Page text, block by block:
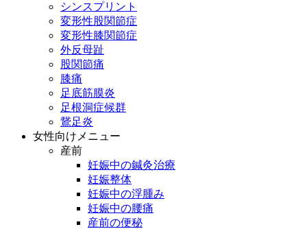
シンスプリント
変形性股関節症
変形性膝関節症
外反母趾
股関節痛
膝痛
足底筋膜炎
足根洞症候群
鵞足炎
女性向けメニュー
産前
妊娠中の鍼灸治療
妊娠整体
妊娠中の浮腫み
妊娠中の腰痛
産前の便秘